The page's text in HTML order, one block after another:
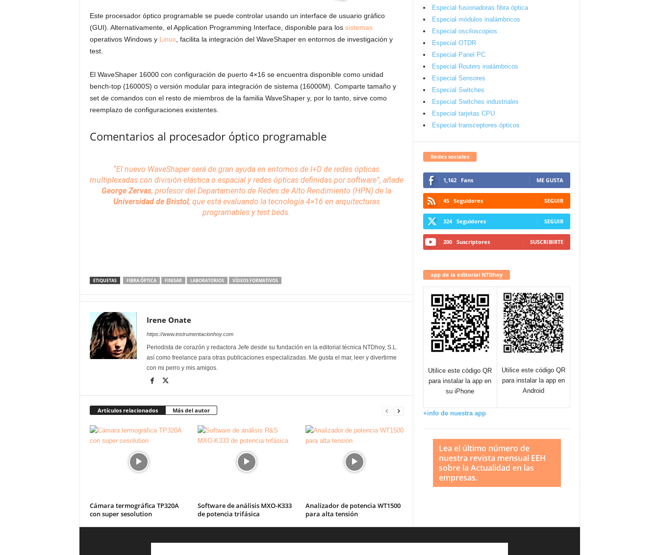
Este procesador óptico programable se puede controlar usando un interface de usuario gráfico
(GUI). Alternativamente, el Application Programming Interface, disponible para los sistemas
operativos Windows y Linux, facilita la integración del WaveShaper en entornos de investigación y
test.
El WaveShaper 16000 con configuración de puerto 4×16 se encuentra disponible como unidad
bench-top (16000S) o versión modular para integración de sistema (16000M). Comparte tamaño y
set de comandos con el resto de miembros de la familia WaveShaper y, por lo tanto, sirve como
reemplazo de configuraciones existentes.
Comentarios al procesador óptico programable
“El nuevo WaveShaper será de gran ayuda en entornos de I+D de redes ópticas
multiplexadas con división elástica o espacial y redes ópticas definidas porsoftware”, añade
George Zervas, profesor del Departamento de Redes de Alto Rendimiento (HPN) de la
Universidad de Bristol, que está evaluando la tecnología 4×16 en arquitecturas
programables ytest beds.
ETIQUETAS FIBRA ÓPTICA FINISAR LABORATORIOS VÍDEOS FORMATIVOS
Irene Onate
https://www.instrumentacionhoy.com
Periodista de corazón y redactora Jefe desde su fundación en la editorial técnica NTDhoy, S.L.
así como freelance para otras publicaciones especializadas. Me gusta el mar, leer y divertirme
con mi perro y mis amigos.
Artículos relacionados Más del autor
Cámara termográfica TP320A
con super sesolution
Software de análisis MXO-K333
de potencia trifásica
Analizador de potencia WT1500
para alta tensión
Especial fusionadoras fibra óptica
Especial módulos inalámbricos
Especial osciloscopios
Especial OTDR
Especial Panel PC
Especial Routers inalámbricos
Especial Sensores
Especial Switches
Especial Switches industriales
Especial tarjetas CPU
Especial transceptores ópticos
Redes sociales
1,162 Fans ME GUSTA
45 Seguidores SEGUIR
324 Seguidores SEGUIR
200 Suscriptores SUSCRIBIRTE
app de la editorial NTDhoy
Utilice este código QR
para instalar la app en
su iPhone
Utilice este código QR
para instalar la app en
Android
+info de nuestra app
Lea el último número de
nuestra revista mensual EEH
sobre la Actualidad en las
empresas.